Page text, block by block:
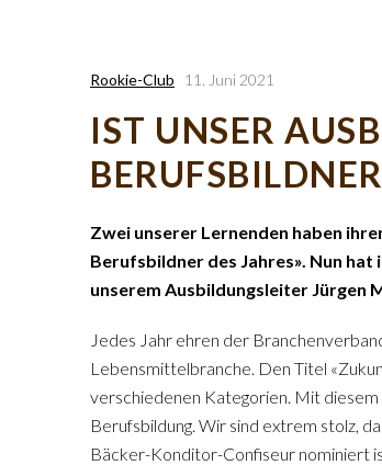
Rookie-Club 11. Juni 2021
IST UNSER
Zwei unserer Lernenden haben
Berufsbildner des Jahres». Nun
unserem Ausbildungsleiter Jürgen
Jedes Jahr ehren der
Lebensmittelbranche. Den Titel
verschiedenen Kategorien. Mit
Berufsbildung. Wir sind extrem stolz,
Bäcker-Konditor-Confiseur nominiert